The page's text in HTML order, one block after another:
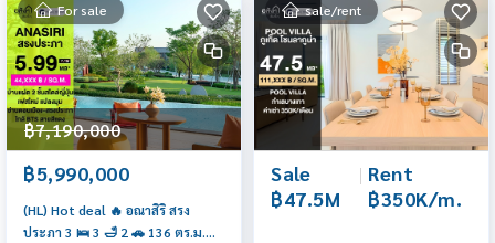
For sale
฿7,190,000
฿5,990,000
(HL) Hot deal 🔥 อณาสิริ สรง
ประภา 3 🛌 3 🛁 2 🚗 136 ตร.ม.
sale/rent
Sale
฿47.5M
| Rent
฿350K/m.